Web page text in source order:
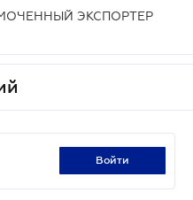
ЭКСПОРТЕР
войти